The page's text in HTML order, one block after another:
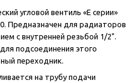
угловой вентиль «Е серии»
Предназначен для радиаторов
с внутренней резьбой 1/2".
подсоединения этого
переходник.
на трубу подачи